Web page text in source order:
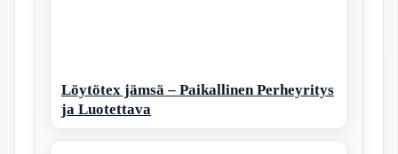
Löytötex jämsä – Paikallinen Perheyritys
ja Luotettava